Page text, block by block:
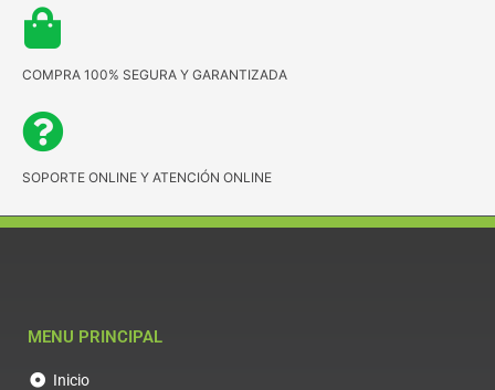
COMPRA 100% SEGURA Y GARANTIZADA
SOPORTE ONLINE Y ATENCIÓN ONLINE
MENU PRINCIPAL
Inicio